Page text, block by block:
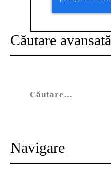
Căutare avansată
Navigare